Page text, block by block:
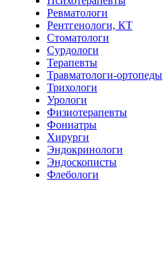
Ревматологи
Рентгенологи, КТ
Стоматологи
Сурдологи
Терапевты
Травматологи-ортопеды
Трихологи
Урологи
Физиотерапевты
Фониатры
Хирурги
Эндокринологи
Эндоскописты
Флебологи